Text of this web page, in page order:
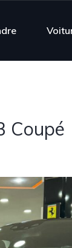
Coupé